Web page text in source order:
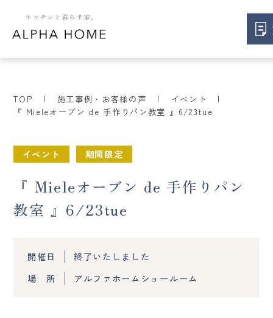
TOP 施工事例・お客様の声
イベント
『 Mieleオーブン de 手作りパン教室 』6/23tue
イベント 期間限定
『 Mieleオーブン de 手作りパン
教室 』6/23tue
開催日
終了いたしました
場 所
アルファホームショールーム